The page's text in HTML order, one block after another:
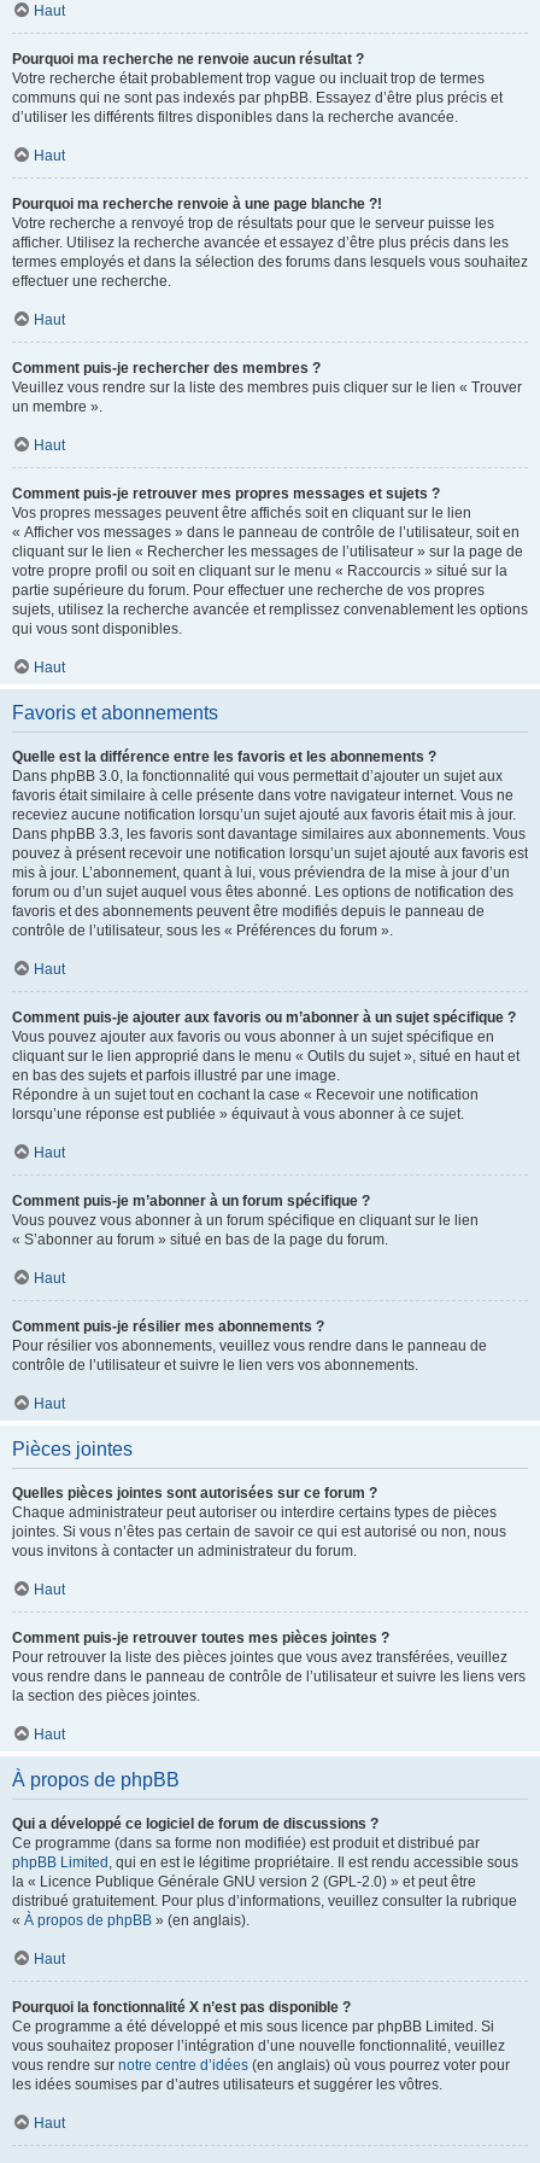
Haut
Pourquoi ma recherche ne renvoie aucun résultat ?
Votre recherche était probablement trop vague ou incluait trop de termes
communs qui ne sont pas indexés par phpBB. Essayez d’être plus précis et
d’utiliser les différents filtres disponibles dans la recherche avancée.
Haut
Pourquoi ma recherche renvoie à une page blanche ?!
Votre recherche a renvoyé trop de résultats pour que le serveur puisse les
afficher. Utilisez la recherche avancée et essayez d’être plus précis dans les
termes employés et dans la sélection des forums dans lesquels vous souhaitez
effectuer une recherche.
Haut
Comment puis-je rechercher des membres ?
Veuillez vous rendre sur la liste des membres puis cliquer sur le lien « Trouver
un membre ».
Haut
Comment puis-je retrouver mes propres messages et sujets ?
Vos propres messages peuvent être affichés soit en cliquant sur le lien
« Afficher vos messages » dans le panneau de contrôle de l’utilisateur, soit en
cliquant sur le lien « Rechercher les messages de l’utilisateur » sur la page de
votre propre profil ou soit en cliquant sur le menu « Raccourcis » situé sur la
partie supérieure du forum. Pour effectuer une recherche de vos propres
sujets, utilisez la recherche avancée et remplissez convenablement les options
qui vous sont disponibles.
Haut
Favoris et abonnements
Quelle est la différence entre les favoris et les abonnements ?
Dans phpBB 3.0, la fonctionnalité qui vous permettait d’ajouter un sujet aux
favoris était similaire à celle présente dans votre navigateur internet. Vous ne
receviez aucune notification lorsqu’un sujet ajouté aux favoris était mis à jour.
Dans phpBB 3.3, les favoris sont davantage similaires aux abonnements. Vous
pouvez à présent recevoir une notification lorsqu’un sujet ajouté aux favoris est
mis à jour. L’abonnement, quant à lui, vous préviendra de la mise à jour d’un
forum ou d’un sujet auquel vous êtes abonné. Les options de notification des
favoris et des abonnements peuvent être modifiés depuis le panneau de
contrôle de l’utilisateur, sous les « Préférences du forum ».
Haut
Comment puis-je ajouter aux favoris ou m’abonner à un sujet spécifique ?
Vous pouvez ajouter aux favoris ou vous abonner à un sujet spécifique en
cliquant sur le lien approprié dans le menu « Outils du sujet », situé en haut et
en bas des sujets et parfois illustré par une image.
Répondre à un sujet tout en cochant la case « Recevoir une notification
lorsqu’une réponse est publiée » équivaut à vous abonner à ce sujet.
Haut
Comment puis-je m’abonner à un forum spécifique ?
Vous pouvez vous abonner à un forum spécifique en cliquant sur le lien
« S’abonner au forum » situé en bas de la page du forum.
Haut
Comment puis-je résilier mes abonnements ?
Pour résilier vos abonnements, veuillez vous rendre dans le panneau de
contrôle de l’utilisateur et suivre le lien vers vos abonnements.
Haut
Pièces jointes
Quelles pièces jointes sont autorisées sur ce forum ?
Chaque administrateur peut autoriser ou interdire certains types de pièces
jointes. Si vous n’êtes pas certain de savoir ce qui est autorisé ou non, nous
vous invitons à contacter un administrateur du forum.
Haut
Comment puis-je retrouver toutes mes pièces jointes ?
Pour retrouver la liste des pièces jointes que vous avez transférées, veuillez
vous rendre dans le panneau de contrôle de l’utilisateur et suivre les liens vers
la section des pièces jointes.
Haut
À propos de phpBB
Qui a développé ce logiciel de forum de discussions ?
Ce programme (dans sa forme non modifiée) est produit et distribué par
phpBB Limited , qui en est le légitime propriétaire. Il est rendu accessible sous
la « Licence Publique Générale GNU version 2 (GPL-2.0) » et peut être
distribué gratuitement. Pour plus d’informations, veuillez consulter la rubrique
« À propos de phpBB » (en anglais).
Haut
Pourquoi la fonctionnalité X n’est pas disponible ?
Ce programme a été développé et mis sous licence par phpBB Limited. Si
vous souhaitez proposer l’intégration d’une nouvelle fonctionnalité, veuillez
vous rendre sur notre centre d’idées (en anglais) où vous pourrez voter pour
les idées soumises par d’autres utilisateurs et suggérer les vôtres.
Haut